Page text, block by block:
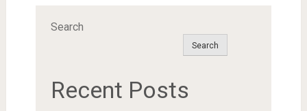
Search
Search
Recent Posts